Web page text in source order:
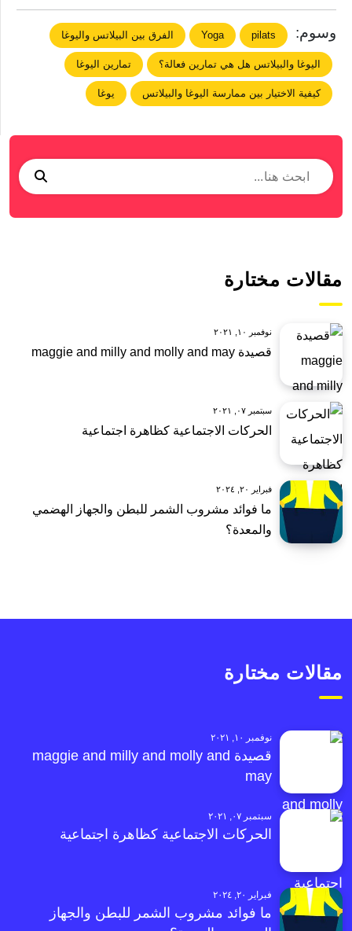
وسوم: pilats
Yoga الفرق بين البيلاتس واليوغا
اليوغا والبيلاتس هل هي تمارين فعالة؟ تمارين اليوغا
كيفية الاختيار بين ممارسة اليوغا والبيلاتس يوغا
مقالات مختارة
نوفمبر ١٠, ٢٠٢١
قصيدة maggie and milly and molly and may
سبتمبر ٠٧, ٢٠٢١
الحركات الاجتماعية كظاهرة اجتماعية
فبراير ٢٠, ٢٠٢٤
ما فوائد مشروب الشمر للبطن والجهاز الهضمي
والمعدة؟
مقالات مختارة
نوفمبر ١٠, ٢٠٢١
قصيدة maggie and milly and molly and
may
سبتمبر ٠٧, ٢٠٢١
الحركات الاجتماعية كظاهرة اجتماعية
فبراير ٢٠, ٢٠٢٤
ما فوائد مشروب الشمر للبطن والجهاز